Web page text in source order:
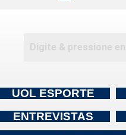
UOL ESPORTE
ENTREVISTAS